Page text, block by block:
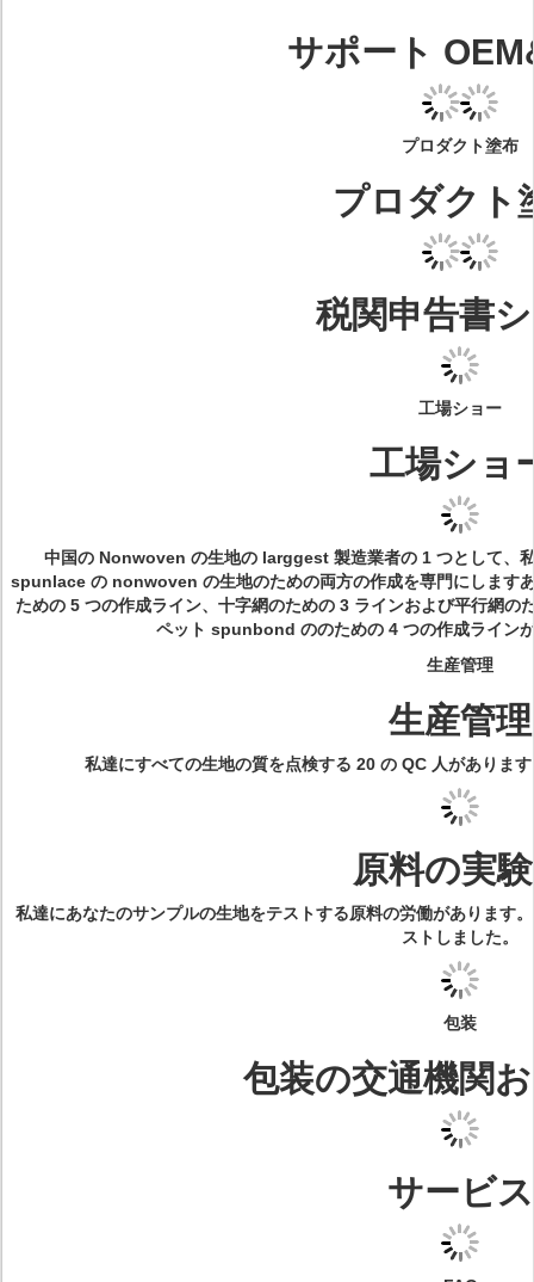
サポート
プロダクト塗布
プロダクト
税関申告書
工場ショー
工場ショ
中国の Nonwoven の生地の larggest 製造業者の 1 つとして
spunlace の nonwoven の生地のための両方の作成を専門にしま
ための 5 つの作成ライン、十字網のための 3 ラインおよび平行網の
ペット spunbond ののための 4 つの作成ライン
生産管理
生産管理
私達にすべての生地の質を点検する 20 の QC 人がありま
原料の実
私達にあなたのサンプルの生地をテストする原料の労働があります
ストしました。
包装
包装の交通機関
サービス